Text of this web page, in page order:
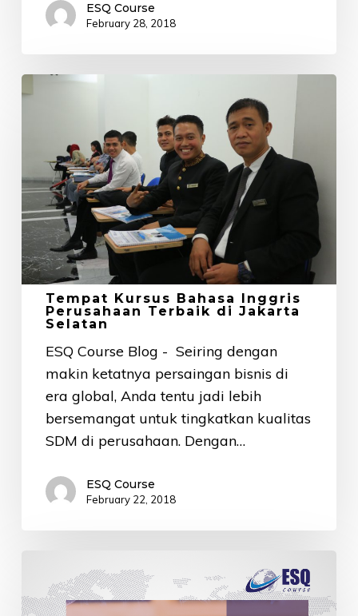
ESQ Course
February 28, 2018
Tempat
Inggris
Perusahaan
Terbaik
di
Jakarta
Selatan
Tempat Kursus Bahasa Inggris
Perusahaan Terbaik di Jakarta
Selatan
ESQ Course Blog - Seiring dengan
makin ketatnya persaingan bisnis di
era global, Anda tentu jadi lebih
bersemangat untuk tingkatkan kualitas
SDM di perusahaan. Dengan…
ESQ Course
February 22, 2018
Keunggulan
Kursus